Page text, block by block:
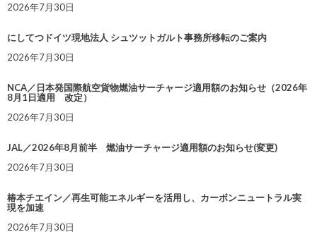
2026年7月30日
にしてつドイツ現地法人 シュツットガルト事務所移転のご案内
2026年7月30日
NCA／日本発国際航空貨物燃油サーチャージ適用額のお知らせ（2026年
8月1日適用 改定）
2026年7月30日
JAL／2026年8月前半 燃油サーチャージ適用額のお知らせ(変更)
2026年7月30日
椿本チエイン／再生可能エネルギーを活用し、カーボンニュートラル実
現を加速
2026年7月30日